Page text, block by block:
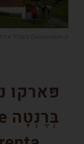
פּארקו
בְּרֶנְטָה